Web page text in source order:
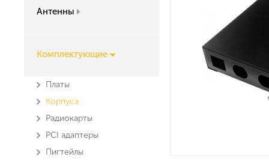
Антенны
Комплектующие
Платы
Корпуса
Радиокарты
PCI адаптеры
Пигтейлы